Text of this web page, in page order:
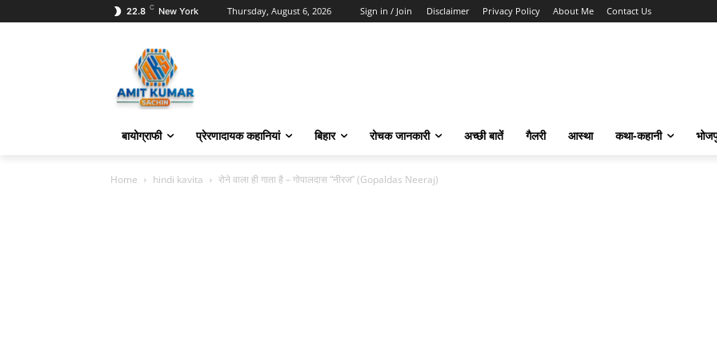
22.8 C New York Thursday, August 6, 2026 Sign in / Join Disclaimer Privacy Policy About Me Contact Us
बायोग्राफी प्रेरणादायक कहानियां बिहार रोचक जानकारी अच्छी बातें गैलरी आस्था कथा-कहानी
Home hindi kavita रोने वाला ही गाता है – गोपालदास “नीरज” (Gopaldas Neeraj)